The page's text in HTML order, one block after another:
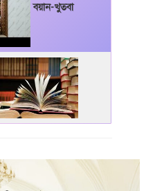
বয়ান-খুতবা